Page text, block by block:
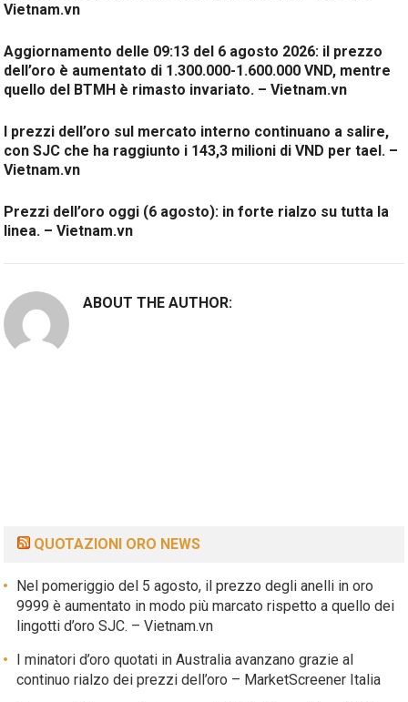
Vietnam.vn
Aggiornamento delle 09:13 del 6 agosto 2026: il prezzo
dell’oro è aumentato di 1.300.000-1.600.000 VND, mentre
quello del BTMH è rimasto invariato. – Vietnam.vn
I prezzi dell’oro sul mercato interno continuano a salire,
con SJC che ha raggiunto i 143,3 milioni di VND per tael. –
Vietnam.vn
Prezzi dell’oro oggi (6 agosto): in forte rialzo su tutta la
linea. – Vietnam.vn
ABOUT THE AUTHOR:
QUOTAZIONI ORO NEWS
Nel pomeriggio del 5 agosto, il prezzo degli anelli in oro
9999 è aumentato in modo più marcato rispetto a quello dei
lingotti d’oro SJC. – Vietnam.vn
I minatori d’oro quotati in Australia avanzano grazie al
continuo rialzo dei prezzi dell’oro – MarketScreener Italia